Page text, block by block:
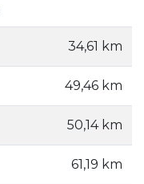
34,61 km
49,46 km
50,14 km
61,19 km